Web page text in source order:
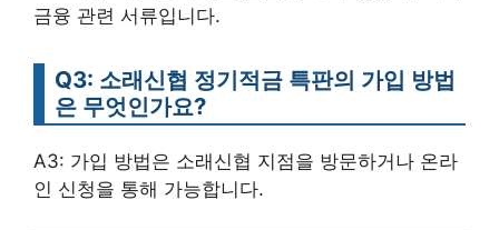
금융 관련 서류입니다.
Q3: 소래신협 정기적금 특판의 가입 방법
은 무엇인가요?
A3: 가입 방법은 소래신협 지점을 방문하거나 온라
인 신청을 통해 가능합니다.